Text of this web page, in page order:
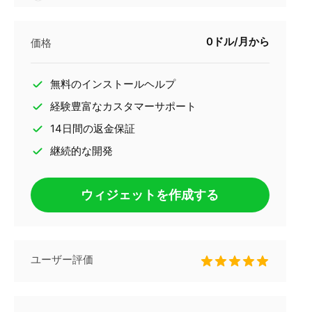
価格 0ドル/月から
無料のインストールヘルプ
経験豊富なカスタマーサポート
14日間の返金保証
継続的な開発
ウィジェットを作成する
ユーザー評価